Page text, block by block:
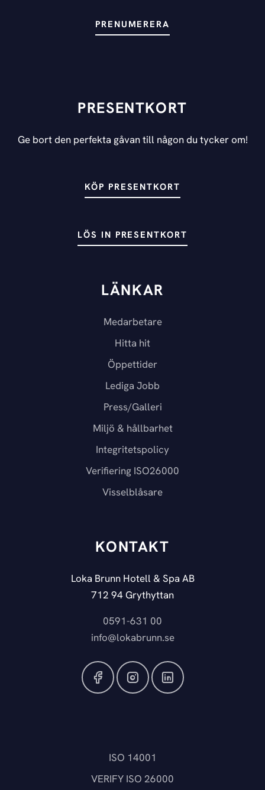
PRENUMERERA
PRESENTKORT
Ge bort den perfekta gåvan till någon du tycker om!
KÖP PRESENTKORT
LÖS IN PRESENTKORT
LÄNKAR
Medarbetare
Hitta hit
Öppettider
Lediga Jobb
Press/Galleri
Miljö & hållbarhet
Integritetspolicy
Verifiering ISO26000
Visselblåsare
KONTAKT
Loka Brunn Hotell & Spa AB
712 94 Grythyttan
0591-631 00
info@lokabrunn.se
ISO 14001
VERIFY ISO 26000